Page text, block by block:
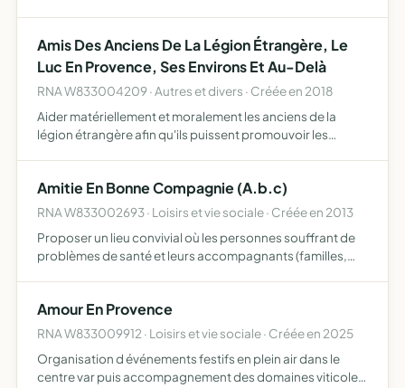
Amis Des Anciens De La Légion Étrangère, Le
Luc En Provence, Ses Environs Et Au-Delà
RNA W833004209 · Autres et divers · Créée en 2018
Aider matériellement et moralement les anciens de la
légion étrangère afin qu'ils puissent promouvoir les
Amitie En Bonne Compagnie (A.b.c)
RNA W833002693 · Loisirs et vie sociale · Créée en 2013
Proposer un lieu convivial où les personnes souffrant de
problèmes de santé et leurs accompagnants (familles,
Amour En Provence
RNA W833009912 · Loisirs et vie sociale · Créée en 2025
Organisation d événements festifs en plein air dans le
centre var puis accompagnement des domaines viticoles